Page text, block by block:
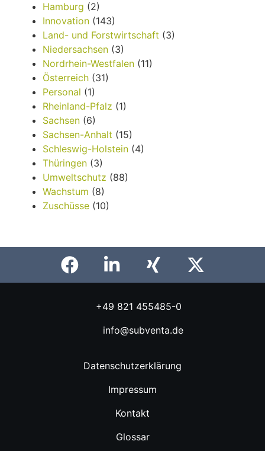
Hamburg (2)
Innovation (143)
Land- und Forstwirtschaft (3)
Niedersachsen (3)
Nordrhein-Westfalen (11)
Österreich (31)
Personal (1)
Rheinland-Pfalz (1)
Sachsen (6)
Sachsen-Anhalt (15)
Schleswig-Holstein (4)
Thüringen (3)
Umweltschutz (88)
Wachstum (8)
Zuschüsse (10)
+49 821 455485-0
info@subventa.de
Datenschutzerklärung
Impressum
Kontakt
Glossar